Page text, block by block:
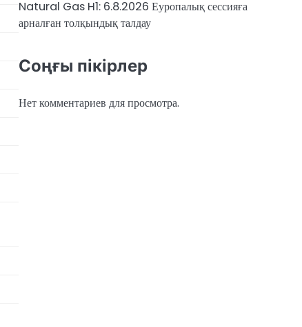
Natural Gas H1: 6.8.2026 Еуропалық сессияға
арналған толқындық талдау
Соңғы пікірлер
Нет комментариев для просмотра.